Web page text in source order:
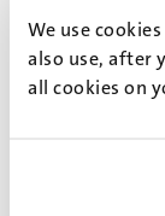
We use
also use, after
all cookies on